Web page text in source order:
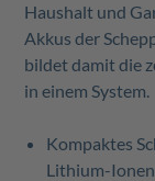
Haushalt und
Akkus der
bildet damit die
in einem System.
Kompaktes
Lithium-